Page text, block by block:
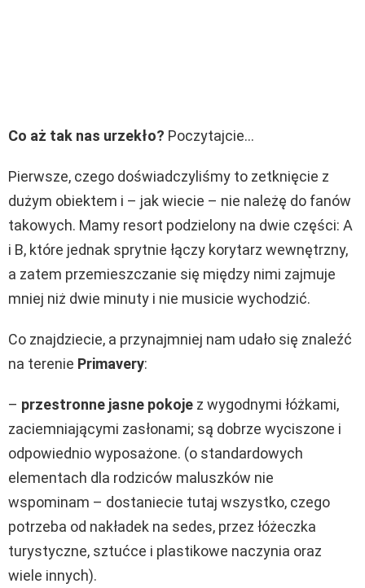
Co aż tak nas urzekło? Poczytajcie…
Pierwsze, czego doświadczyliśmy to zetknięcie z
dużym obiektem i – jak wiecie – nie należę do fanów
takowych. Mamy resort podzielony na dwie części: A
i B, które jednak sprytnie łączy korytarz wewnętrzny,
a zatem przemieszczanie się między nimi zajmuje
mniej niż dwie minuty i nie musicie wychodzić.
Co znajdziecie, a przynajmniej nam udało się znaleźć
na terenie Primavery:
– przestronne jasne pokoje z wygodnymi łóżkami,
zaciemniającymi zasłonami; są dobrze wyciszone i
odpowiednio wyposażone. (o standardowych
elementach dla rodziców maluszków nie
wspominam – dostaniecie tutaj wszystko, czego
potrzeba od nakładek na sedes, przez łóżeczka
turystyczne, sztućce i plastikowe naczynia oraz
wiele innych).